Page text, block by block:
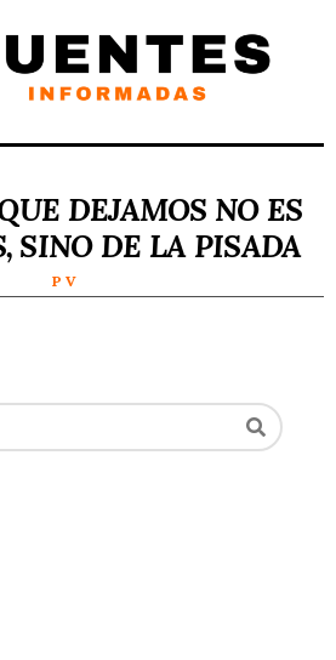
DEJAMOS NO ES
SINO DE LA PISADA
P V